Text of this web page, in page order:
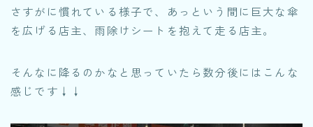
さすがに慣れている様子で、あっという間に巨大な傘
を広げる店主、雨除けシートを抱えて走る店主。
そんなに降るのかなと思っていたら数分後にはこんな
感じです↓↓